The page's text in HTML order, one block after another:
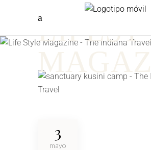
3
mayo